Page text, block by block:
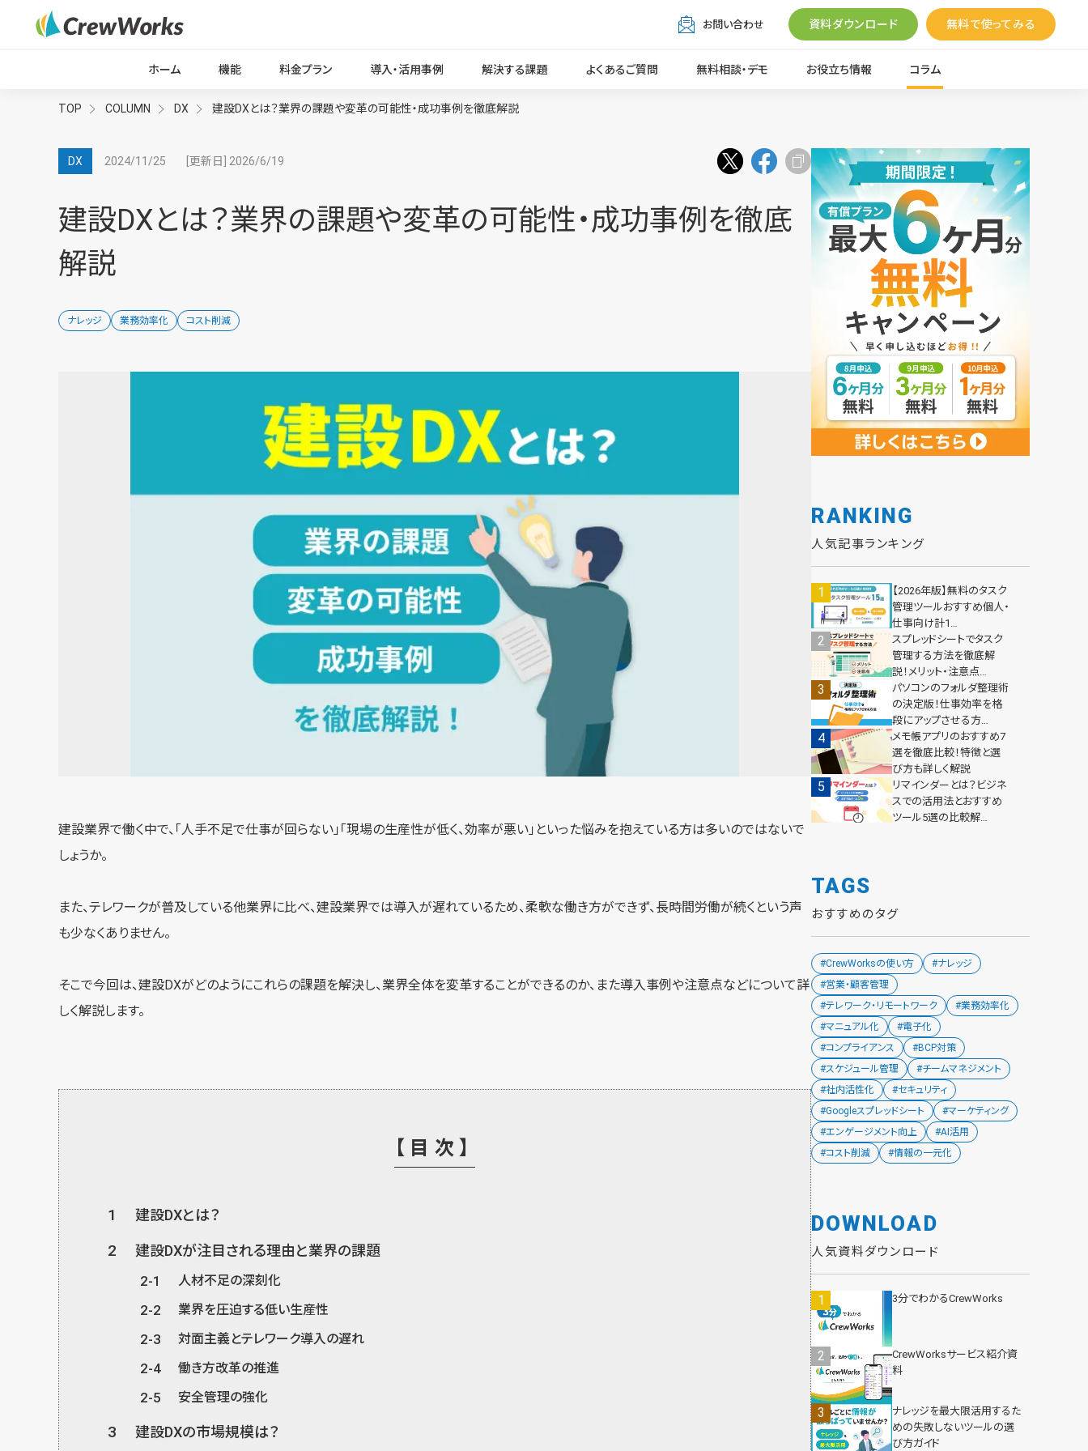
お問い合わせ 資料ダウンロード 無料で使ってみる
ホーム 機能 料金プラン 導入・活用事例 解決する課題 よくあるご質問 無料相談・デモ お役立ち情報 コラム
TOP COLUMN DX 建設DXとは？業界の課題や変革の可能性・成功事例を徹底解説
DX 2024/11/25 [更新日] 2026/6/19
建設DXとは？業界の課題や変革の可能性・成功事例を徹底
解説
ナレッジ 業務効率化 コスト削減
建設業界で働く中で、「人手不足で仕事が回らない」「現場の生産性が低く、効率が悪い」といった悩みを抱えている方は多いのではないで
しょうか。
また、テレワークが普及している他業界に比べ、建設業界では導入が遅れているため、柔軟な働き方ができず、長時間労働が続くという声
も少なくありません。
そこで今回は、建設DXがどのようにこれらの課題を解決し、業界全体を変革することができるのか、また導入事例や注意点などについて詳
しく解説します。
【目次】
1 建設DXとは？
2 建設DXが注目される理由と業界の課題
2-1 人材不足の深刻化
2-2 業界を圧迫する低い生産性
2-3 対面主義とテレワーク導入の遅れ
2-4 働き方改革の推進
2-5 安全管理の強化
3 建設DXの市場規模は？
RANKING
人気記事ランキング
【2026年版】無料のタスク
管理ツールおすすめ個人・
仕事向け計1…
スプレッドシートでタスク
管理する方法を徹底解
説！メリット・注意点…
パソコンのフォルダ整理術
の決定版！仕事効率を格
段にアップさせる方…
メモ帳アプリのおすすめ7
選を徹底比較！特徴と選
び方も詳しく解説
リマインダーとは？ビジネ
スでの活用法とおすすめ
ツール5選の比較解…
TAGS
おすすめのタグ
#CrewWorksの使い方
#ナレッジ
#営業・顧客管理
#テレワーク・リモートワーク
#業務効率化
#マニュアル化
#電子化
#コンプライアンス
#BCP対策
#スケジュール管理
#チームマネジメント
#社内活性化
#セキュリティ
#Googleスプレッドシート
#マーケティング
#エンゲージメント向上
#AI活用
#コスト削減
#情報の一元化
DOWNLOAD
人気資料ダウンロード
3分でわかるCrewWorks
CrewWorksサービス紹介資
料
ナレッジを最大限活用するた
めの失敗しないツールの選
び方ガイド